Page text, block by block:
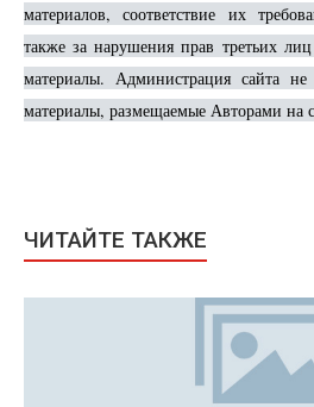
материалов, соответствие их
также за нарушения прав третьих
материалы. Администрация сайта не
материалы, размещаемые Авторами на
ЧИТАЙТЕ ТАКЖЕ